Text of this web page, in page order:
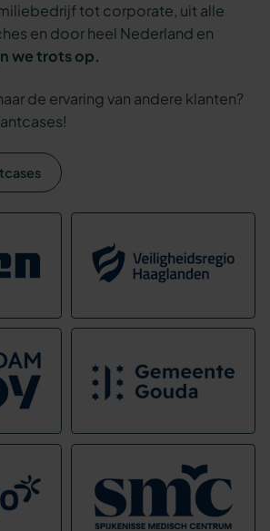
tot corporate, uit alle
en door heel Nederland en
we trots op.
de ervaring van andere klanten?